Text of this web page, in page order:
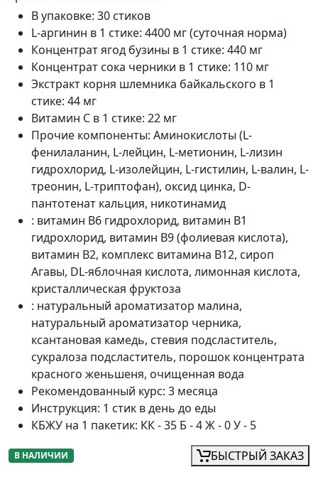
В упаковке: 30 стиков
L-аргинин в 1 стике: 4400 мг (суточная норма)
Концентрат ягод бузины в 1 стике: 440 мг
Концентрат сока черники в 1 стике: 110 мг
Экстракт корня шлемника байкальского в 1
стике: 44 мг
Витамин C в 1 стике: 22 мг
Прочие компоненты: Аминокислоты (L-
фенилаланин, L-лейцин, L-метионин, L-лизин
гидрохлорид, L-изолейцин, L-гистилин, L-валин, L-
треонин, L-триптофан), оксид цинка, D-
пантотенат кальция, никотинамид
: витамин В6 гидрохлорид, витамин B1
гидрохлорид, витамин B9 (фолиевая кислота),
витамин В2, комплекс витамина B12, сироп
Агавы, DL-яблочная кислота, лимонная кислота,
кристаллическая фруктоза
: натуральный ароматизатор малина,
натуральный ароматизатор черника,
ксантановая камедь, стевия подсластитель,
сукралоза подсластитель, порошок концентрата
красного женьшеня, очищенная вода
Рекомендованный курс: 3 месяца
Инструкция: 1 стик в день до еды
КБЖУ на 1 пакетик: КК - 35 Б - 4 Ж - 0 У - 5
В НАЛИЧИИ БЫСТРЫЙ ЗАКАЗ